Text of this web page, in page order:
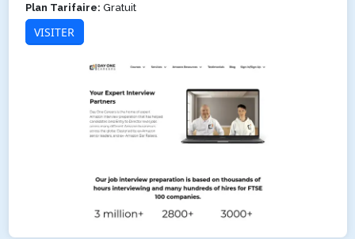
Plan Tarifaire: Gratuit
VISITER